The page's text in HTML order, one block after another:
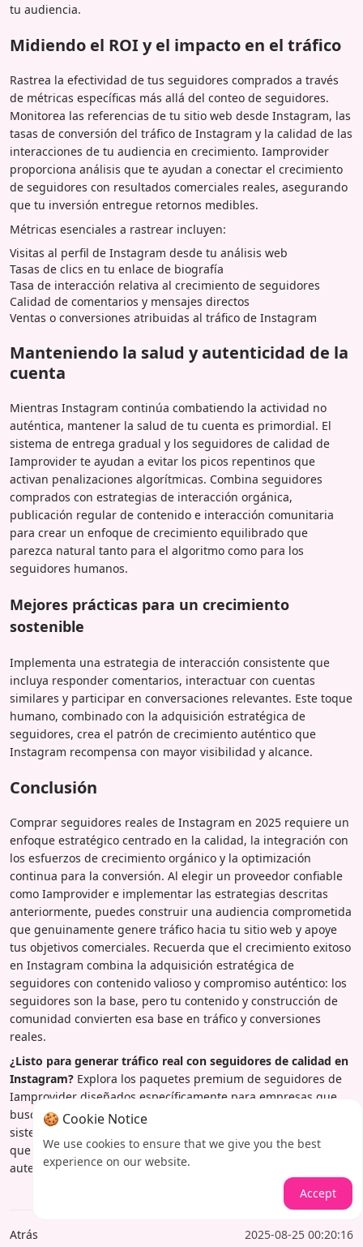
tu audiencia.
Midiendo el ROI y el impacto en el tráfico
Rastrea la efectividad de tus seguidores comprados a través
de métricas específicas más allá del conteo de seguidores.
Monitorea las referencias de tu sitio web desde Instagram, las
tasas de conversión del tráfico de Instagram y la calidad de las
interacciones de tu audiencia en crecimiento. Iamprovider
proporciona análisis que te ayudan a conectar el crecimiento
de seguidores con resultados comerciales reales, asegurando
que tu inversión entregue retornos medibles.
Métricas esenciales a rastrear incluyen:
Visitas al perfil de Instagram desde tu análisis web
Tasas de clics en tu enlace de biografía
Tasa de interacción relativa al crecimiento de seguidores
Calidad de comentarios y mensajes directos
Ventas o conversiones atribuidas al tráfico de Instagram
Manteniendo la salud y autenticidad de la
cuenta
Mientras Instagram continúa combatiendo la actividad no
auténtica, mantener la salud de tu cuenta es primordial. El
sistema de entrega gradual y los seguidores de calidad de
Iamprovider te ayudan a evitar los picos repentinos que
activan penalizaciones algorítmicas. Combina seguidores
comprados con estrategias de interacción orgánica,
publicación regular de contenido e interacción comunitaria
para crear un enfoque de crecimiento equilibrado que
parezca natural tanto para el algoritmo como para los
seguidores humanos.
Mejores prácticas para un crecimiento
sostenible
Implementa una estrategia de interacción consistente que
incluya responder comentarios, interactuar con cuentas
similares y participar en conversaciones relevantes. Este toque
humano, combinado con la adquisición estratégica de
seguidores, crea el patrón de crecimiento auténtico que
Instagram recompensa con mayor visibilidad y alcance.
Conclusión
Comprar seguidores reales de Instagram en 2025 requiere un
enfoque estratégico centrado en la calidad, la integración con
los esfuerzos de crecimiento orgánico y la optimización
continua para la conversión. Al elegir un proveedor confiable
como Iamprovider e implementar las estrategias descritas
anteriormente, puedes construir una audiencia comprometida
que genuinamente genere tráfico hacia tu sitio web y apoye
tus objetivos comerciales. Recuerda que el crecimiento exitoso
en Instagram combina la adquisición estratégica de
seguidores con contenido valioso y compromiso auténtico: los
seguidores son la base, pero tu contenido y construcción de
comunidad convierten esa base en tráfico y conversiones
reales.
¿Listo para generar tráfico real con seguidores de calidad en
Instagram? Explora los paquetes premium de seguidores de
Iamprovider diseñados específicamente para empresas que
buscan aumentar su alcance y tasas de conversión. Nuestro
sistema de entrega gradual y garantías de calidad aseguran
que obtengas resultados reales sin comprometer la salud o
autenticidad de tu cuenta.
Atrás 2025-08-25 00:20:16
🍪 Cookie Notice
We use cookies to ensure that we give you the best
experience on our website.
Accept